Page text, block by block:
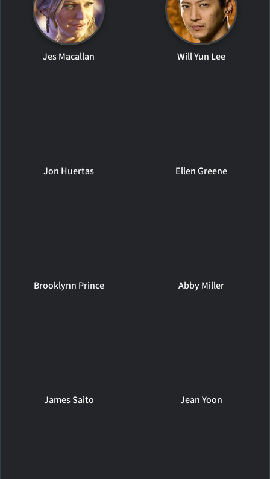
Jes Macallan Will Yun Lee
Jon Huertas Ellen Greene
Brooklynn Prince Abby Miller
James Saito Jean Yoon